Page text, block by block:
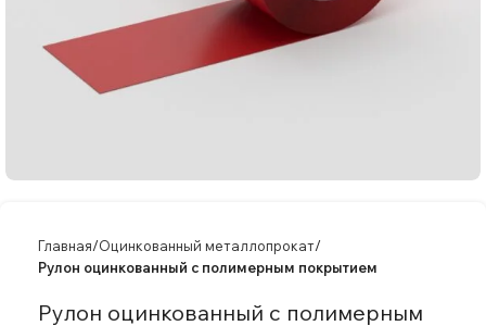
Главная Оцинкованный металлопрокат
Рулон оцинкованный с полимерным покрытием
Рулон оцинкованный с полимерным